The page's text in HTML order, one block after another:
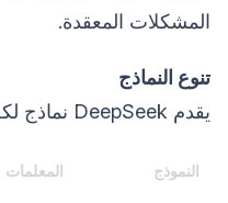
المشكلات المعقدة.
تنوع النماذج
يقدم DeepSeek نماذج لكل حالة استخدام:
النموذج المعلمات